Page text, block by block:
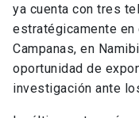
ya cuenta con tres
estratégicamente
Campanas, en
oportunidad de
investigación ante